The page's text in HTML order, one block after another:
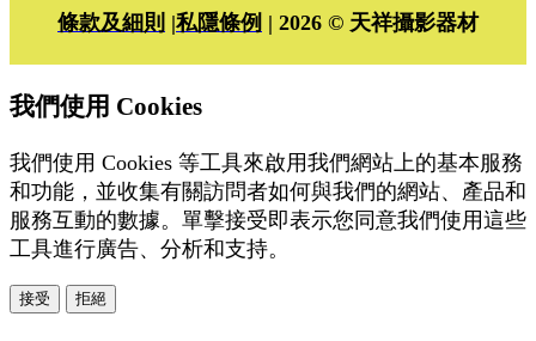
條款及細則 |私隱條例 | 2026 © 天祥攝影器材
我們使用 Cookies
我們使用 Cookies 等工具來啟用我們網站上的基本服務
和功能，並收集有關訪問者如何與我們的網站、產品和
服務互動的數據。單擊接受即表示您同意我們使用這些
工具進行廣告、分析和支持。
接受 拒絕